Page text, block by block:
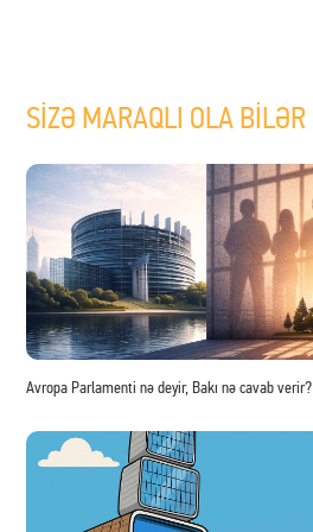
SİZƏ MARAQLI OLA BİLƏR
Avropa Parlamenti nə deyir, Bakı nə cavab verir?